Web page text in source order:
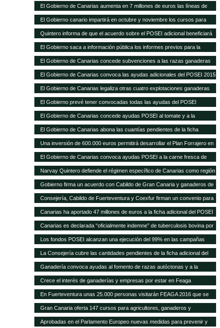
Sanitaria Ganadera por 300.000 euros
El Gobierno de Canarias aumenta en 7 millones de euros las líneas de
ayudas a comercialización y producción agrícola y ganadera
El Gobierno canario impartirá en octubre y noviembre los cursos para
obtener el certificado obligatorio para transporte animal
Quintero informa de que el acuerdo sobre el POSEI adicional beneficiará
a unos 4.800 agricultores y ganaderos de las Islas
El Gobierno saca a información pública los informes previos para la
legalización de otras 28 explotaciones ganaderas
El Gobierno de Canarias concede subvenciones a las razas ganaderas
autóctonas por importe de casi 200.000 euros
El Gobierno de Canarias convoca las ayudas adicionales del POSEI 2015
El Gobierno de Canarias legaliza otras cuatro explotaciones ganaderas
El Gobierno prevé tener convocadas todas las ayudas del POSEI
adicional, excepto 2011, antes de que termine el año
El Gobierno de Canarias concede ayudas POSEI al tomate y a la
industria láctea que emplea leche local por 3,7 millones de euros
El Gobierno de Canarias abona las cuantías pendientes de la ficha
adicional del POSEI 2014
Una inversión de 600.000 euros permitirá desarrollar el Plan Forrajero en
la isla de La Palma
El Gobierno de Canarias convoca ayudas POSEI a la carne fresca de
origen local por 2,28 millones de euros
Narvay Quintero defiende el régimen específico de Canarias como región
ultraperiférica en la estrategia española de negociación de la Política
Agraria Común El consejero de Agricultura del Gobierno de Canarias
participó ayer en Madrid en la Conferencia Sectorial de Agricultura y
Desarrollo Rural
Gobierno firma un acuerdo con Cabildo de Gran Canaria y ganaderos de
la isla para aumentar la producción de forraje para el ganado El consejero
de Agricultura, Ganadería, Pesca y Aguas, Narvay Quintero, explicó que
este plan quiere dar estabilidad a los ganaderos y una mejor alimentación
a la cabaña existente
Consejería, Cabildo de Fuerteventura y Coexfur firman un convenio para
poner en marcha el Plan Forrajero con un presupuesto de 600.000 euros
El consejero de Agricultura, Ganadería, Pesca y Aguas, Narvay Quintero,
explicó que este plan permitirá a los ganaderos de la isla depender menos
de la importación de insumos
Canarias ha aportado 47 millones de euros a la ficha adicional del POSEI
Quintero analiza con el Ministerio la mejor forma de abono de la campaña
2011, después de que se pague la cantidad relativa a 2015
Canarias es declarada “oficialmente indemne” de tuberculosis bovina por
la UE El consejero, Narvay Quintero, y el director de Ganadería, David de
Vera, informaron hoy en rueda de prensa de las actuaciones
desarrolladas por este departamento para alcanzar este logro
Los fondos POSEI alcanzan una ejecución del 99% en las campañas
2014 y 2015 Quintero destaca en el Parlamento que la Consejería de
Agricultura del Gobierno de Canarias ha recibido felicitaciones por parte
de la UE por estas cifras y la positiva repercusión del programa en el
sector primario canario
La Consejería cubre las cantidades pendientes de la ficha adicional del
POSEI de 2014 tras incrementar la dotación presupuestaria propia El
consejero de Agricultura, Ganadería, Pesca y Aguas, Narvay Quintero,
espera que las transferencias acordadas con el Estado se cumplan para
empezar a convocar las ayudas de 2015
Ganadería convoca ayudas al fomento de razas autóctonas y a la
producción y comercialización de productos de la apicultura
Crece el interés de ganaderías y empresas por estar en Feaga
En Fuerteventura unas 25.000 personas visitarán FEAGA 2016 que se
celebra del 21 al 24 de abril
Gran Canaria oferta 147 cursos para agricultores, ganaderos y
pescadores
Aprobadas en el Parlamento Europeo nuevas medidas para prevenir y